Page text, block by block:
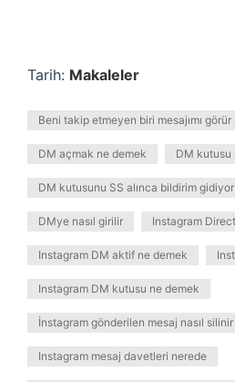
Tarih: Makaleler
Beni takip etmeyen biri mesajımı görür
DM açmak ne demek DM kutusu
DM kutusunu SS alınca bildirim
DMye nasıl girilir Instagram Direct
Instagram DM aktif ne demek
Instagram DM kutusu ne demek
İnstagram gönderilen mesaj nasıl silinir
Instagram mesaj davetleri nerede